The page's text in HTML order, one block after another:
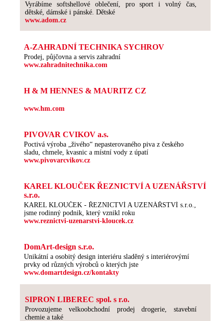
Vyrábíme softshellové oblečení, pro sport i volný čas,
dětské, dámské i pánské. Dětské
www.adom.cz
A-ZAHRADNÍ TECHNIKA SYCHROV
Prodej, půjčovna a servis zahradní
www.zahradnitechnika.com
H & M HENNES & MAURITZ CZ
www.hm.com
PIVOVAR CVIKOV a.s.
Poctivá výroba „živého“ nepasterovaného piva z českého
sladu, chmele, kvasnic a místní vody z úpatí
www.pivovarcvikov.cz
KAREL KLOUČEK ŘEZNICTVÍ A UZENÁŘSTVÍ
s.r.o.
KAREL KLOUČEK - ŘEZNICTVÍ A UZENÁŘSTVÍ s.r.o.,
jsme rodinný podnik, který vznikl roku
www.reznictvi-uzenarstvi-kloucek.cz
DomArt-design s.r.o.
Unikátní a osobitý design interiéru sladěný s interiérovýmí
prvky od různých výrobců o kterých jste
www.domartdesign.cz/kontakty
SIPRON LIBEREC spol. s r.o.
Provozujeme velkoobchodní prodej drogerie, stavební
chemie a také